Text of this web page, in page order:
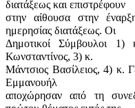
διατάξεως και επιστρέφουν
στην αίθουσα στην
ημερησίας διατάξεως. Οι
Δημοτικοί Σύμβουλοι
Κωνσταντίνος, 3) κ.
Μάντσιος Βασίλειος, 4) κ.
Εμμανουήλ
αποχώρησαν από τη